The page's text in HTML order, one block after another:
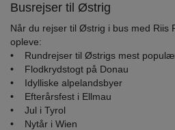
Busrejser til Østrig
Når du rejser til Østrig i bus med Riis
opleve:
• Rundrejser til Østrigs mest
• Flodkrydstogt på Donau
• Idylliske alpelandsbyer
• Efterårsfest i Ellmau
• Jul i Tyrol
• Nytår i Wien